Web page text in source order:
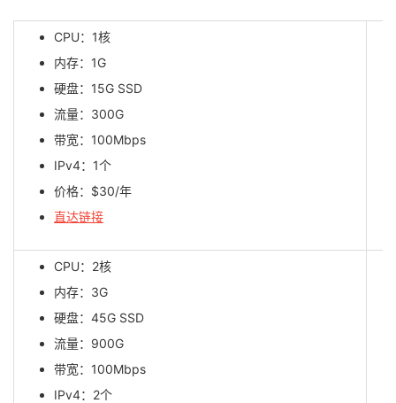
CPU：1核
内存：1G
硬盘：15G SSD
流量：300G
带宽：100Mbps
IPv4：1个
价格：$30/年
直达链接
CPU：2核
内存：3G
硬盘：45G SSD
流量：900G
带宽：100Mbps
IPv4：2个